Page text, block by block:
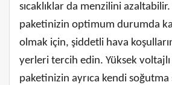
sıcaklıklar da menzilini
paketinizin optimum durumda
olmak için, şiddetli hava
yerleri tercih edin. Yüksek
paketinizin ayrıca kendi